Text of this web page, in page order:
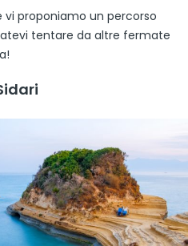
proponiamo un percorso
tentare da altre fermate